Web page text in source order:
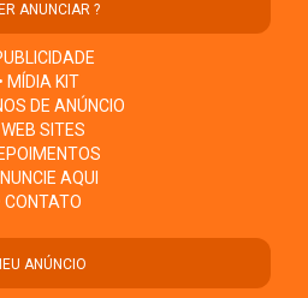
ANUNCIAR ?
• MÍDIA KIT
DE ANÚNCIO
WEB SITES
AQUI
CONTATO
ANÚNCIO